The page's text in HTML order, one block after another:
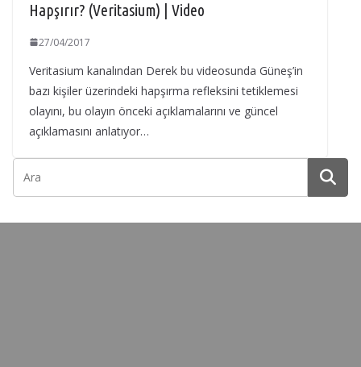
Hapşırır? (Veritasium) | Video
27/04/2017
Veritasium kanalından Derek bu videosunda Güneş’in
bazı kişiler üzerindeki hapşırma refleksini tetiklemesi
olayını, bu olayın önceki açıklamalarını ve güncel
açıklamasını anlatıyor…